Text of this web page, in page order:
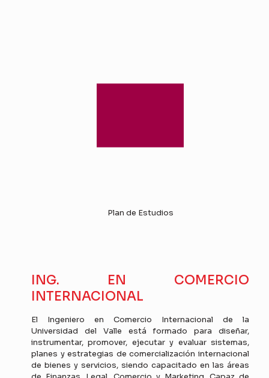
Plan de Estudios
ING. EN COMERCIO
INTERNACIONAL
El Ingeniero en Comercio Internacional de la
Universidad del Valle está formado para diseñar,
instrumentar, promover, ejecutar y evaluar sistemas,
planes y estrategias de comercialización internacional
de bienes y servicios, siendo capacitado en las áreas